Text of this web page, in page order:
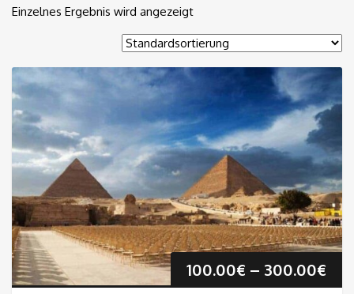
Einzelnes Ergebnis wird angezeigt
100.00€ – 300.00€